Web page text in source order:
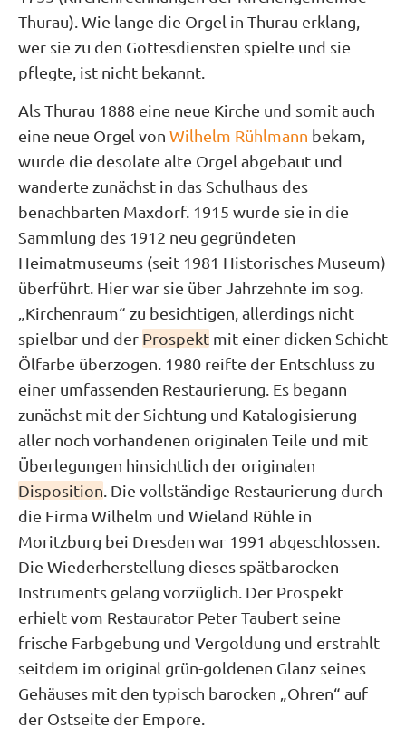
Thurau). Wie lange die Orgel in Thurau erklang,
wer sie zu den Gottesdiensten spielte und sie
pflegte, ist nicht bekannt.
Als Thurau 1888 eine neue Kirche und somit auch
eine neue Orgel von Wilhelm Rühlmann bekam,
wurde die desolate alte Orgel abgebaut und
wanderte zunächst in das Schulhaus des
benachbarten Maxdorf. 1915 wurde sie in die
Sammlung des 1912 neu gegründeten
Heimatmuseums (seit 1981 Historisches Museum)
überführt. Hier war sie über Jahrzehnte im sog.
„Kirchenraum“ zu besichtigen, allerdings nicht
spielbar und der Prospekt mit einer dicken Schicht
Ölfarbe überzogen. 1980 reifte der Entschluss zu
einer umfassenden Restaurierung. Es begann
zunächst mit der Sichtung und Katalogisierung
aller noch vorhandenen originalen Teile und mit
Überlegungen hinsichtlich der originalen
Disposition. Die vollständige Restaurierung durch
die Firma Wilhelm und Wieland Rühle in
Moritzburg bei Dresden war 1991 abgeschlossen.
Die Wiederherstellung dieses spätbarocken
Instruments gelang vorzüglich. Der Prospekt
erhielt vom Restaurator Peter Taubert seine
frische Farbgebung und Vergoldung und erstrahlt
seitdem im original grün-goldenen Glanz seines
Gehäuses mit den typisch barocken „Ohren“ auf
der Ostseite der Empore.